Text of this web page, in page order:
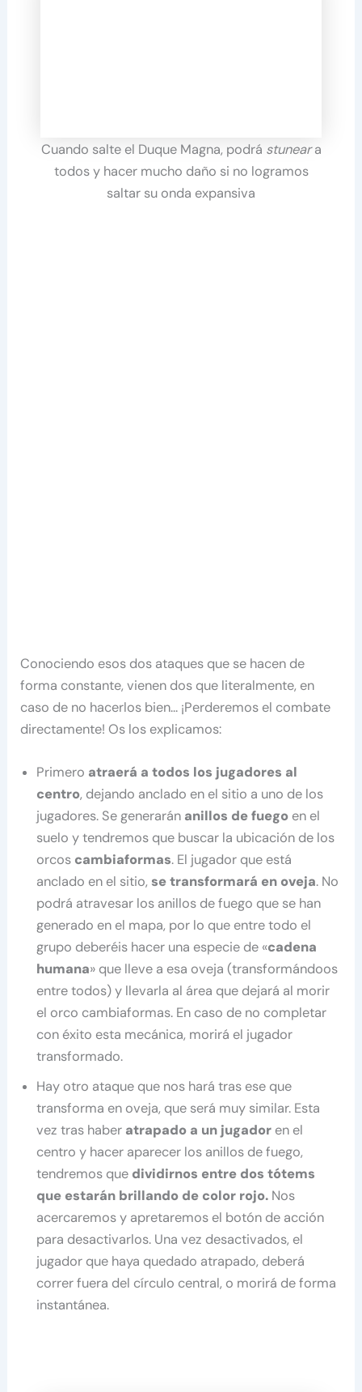
Cuando salte el Duque Magna, podrá stuneara
todos y hacer mucho daño si no logramos
saltar su onda expansiva
Conociendo esos dos ataques que se hacen de
forma constante, vienen dos que literalmente, en
caso de no hacerlos bien… ¡Perderemos el combate
directamente! Os los explicamos:
Primero atraerá a todos los jugadores al
centro, dejando anclado en el sitio a uno de los
jugadores. Se generarán anillos de fuego en el
suelo y tendremos que buscar la ubicación de los
orcos cambiaformas. El jugador que está
anclado en el sitio,se transformará en oveja. No
podrá atravesar los anillos de fuego que se han
generado en el mapa, por lo que entre todo el
grupo deberéis hacer una especie de «cadena
humana» que lleve a esa oveja (transformándoos
entre todos) y llevarla al área que dejará al morir
el orco cambiaformas. En caso de no completar
con éxito esta mecánica, morirá el jugador
transformado.
Hay otro ataque que nos hará tras ese que
transforma en oveja, que será muy similar. Esta
vez tras haber atrapado a un jugador en el
centro y hacer aparecer los anillos de fuego,
tendremos que dividirnos entre dos tótems
que estarán brillando de color rojo. Nos
acercaremos y apretaremos el botón de acción
para desactivarlos. Una vez desactivados, el
jugador que haya quedado atrapado, deberá
correr fuera del círculo central, o morirá de forma
instantánea.